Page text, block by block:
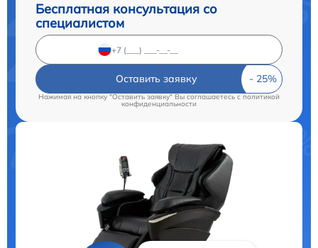
Бесплатная консультация со
специалистом
Оставить заявку
Нажимая на кнопку "Оставить заявку" Вы соглашаетесь cполитикой
конфиденциальности